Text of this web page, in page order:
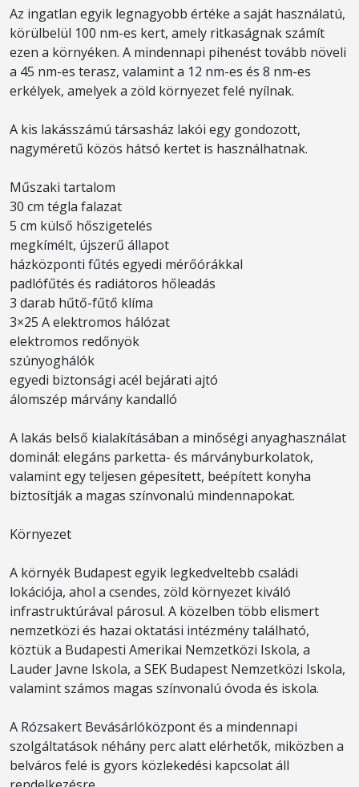
Az ingatlan egyik legnagyobb értéke a saját használatú,
körülbelül 100 nm-es kert, amely ritkaságnak számít
ezen a környéken. A mindennapi pihenést tovább növeli
a 45 nm-es terasz, valamint a 12 nm-es és 8 nm-es
erkélyek, amelyek a zöld környezet felé nyílnak.
A kis lakásszámú társasház lakói egy gondozott,
nagyméretű közös hátsó kertet is használhatnak.
Műszaki tartalom
30 cm tégla falazat
5 cm külső hőszigetelés
megkímélt, újszerű állapot
házközponti fűtés egyedi mérőórákkal
padlófűtés és radiátoros hőleadás
3 darab hűtő-fűtő klíma
3×25 A elektromos hálózat
elektromos redőnyök
szúnyoghálók
egyedi biztonsági acél bejárati ajtó
álomszép márvány kandalló
A lakás belső kialakításában a minőségi anyaghasználat
dominál: elegáns parketta- és márványburkolatok,
valamint egy teljesen gépesített, beépített konyha
biztosítják a magas színvonalú mindennapokat.
Környezet
A környék Budapest egyik legkedveltebb családi
lokációja, ahol a csendes, zöld környezet kiváló
infrastruktúrával párosul. A közelben több elismert
nemzetközi és hazai oktatási intézmény található,
köztük a Budapesti Amerikai Nemzetközi Iskola, a
Lauder Javne Iskola, a SEK Budapest Nemzetközi Iskola,
valamint számos magas színvonalú óvoda és iskola.
A Rózsakert Bevásárlóközpont és a mindennapi
szolgáltatások néhány perc alatt elérhetők, miközben a
belváros felé is gyors közlekedési kapcsolat áll